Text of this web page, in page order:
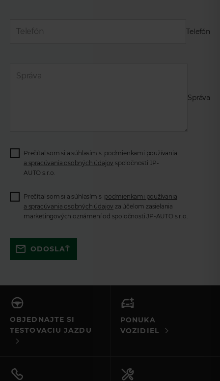
Telefón
Správa
Prečítal som si a súhlasím s podmienkami používania
a spracúvania osobných údajov spoločnosti JP-
AUTO s.r.o.
Prečítal som si a súhlasím s podmienkami používania
a spracúvania osobných údajov za účelom zasielania
marketingových oznámení od spoločnosti JP-AUTO s.r.o.
vyplnili všetky povinné polia. Ak to
ODOSLAŤ
OBJEDNAJTE SI
TESTOVACIU JAZDU
PONUKA
VOZIDIEL